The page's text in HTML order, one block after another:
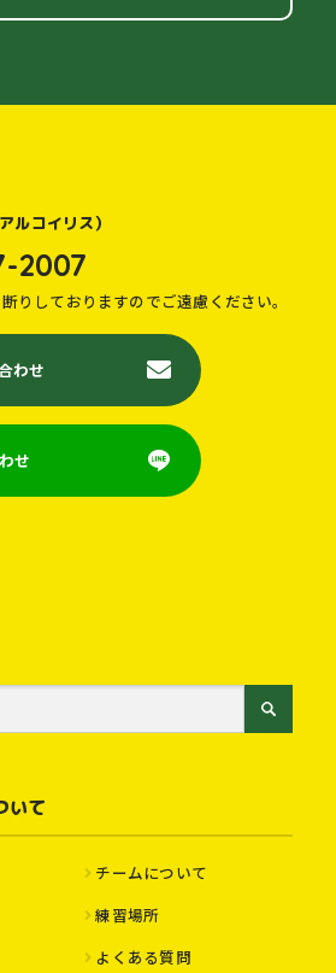
ルコイリス）
2007
りしておりますのでご遠慮ください。
わせ
せ
いて
チームについて
練習場所
よくある質問